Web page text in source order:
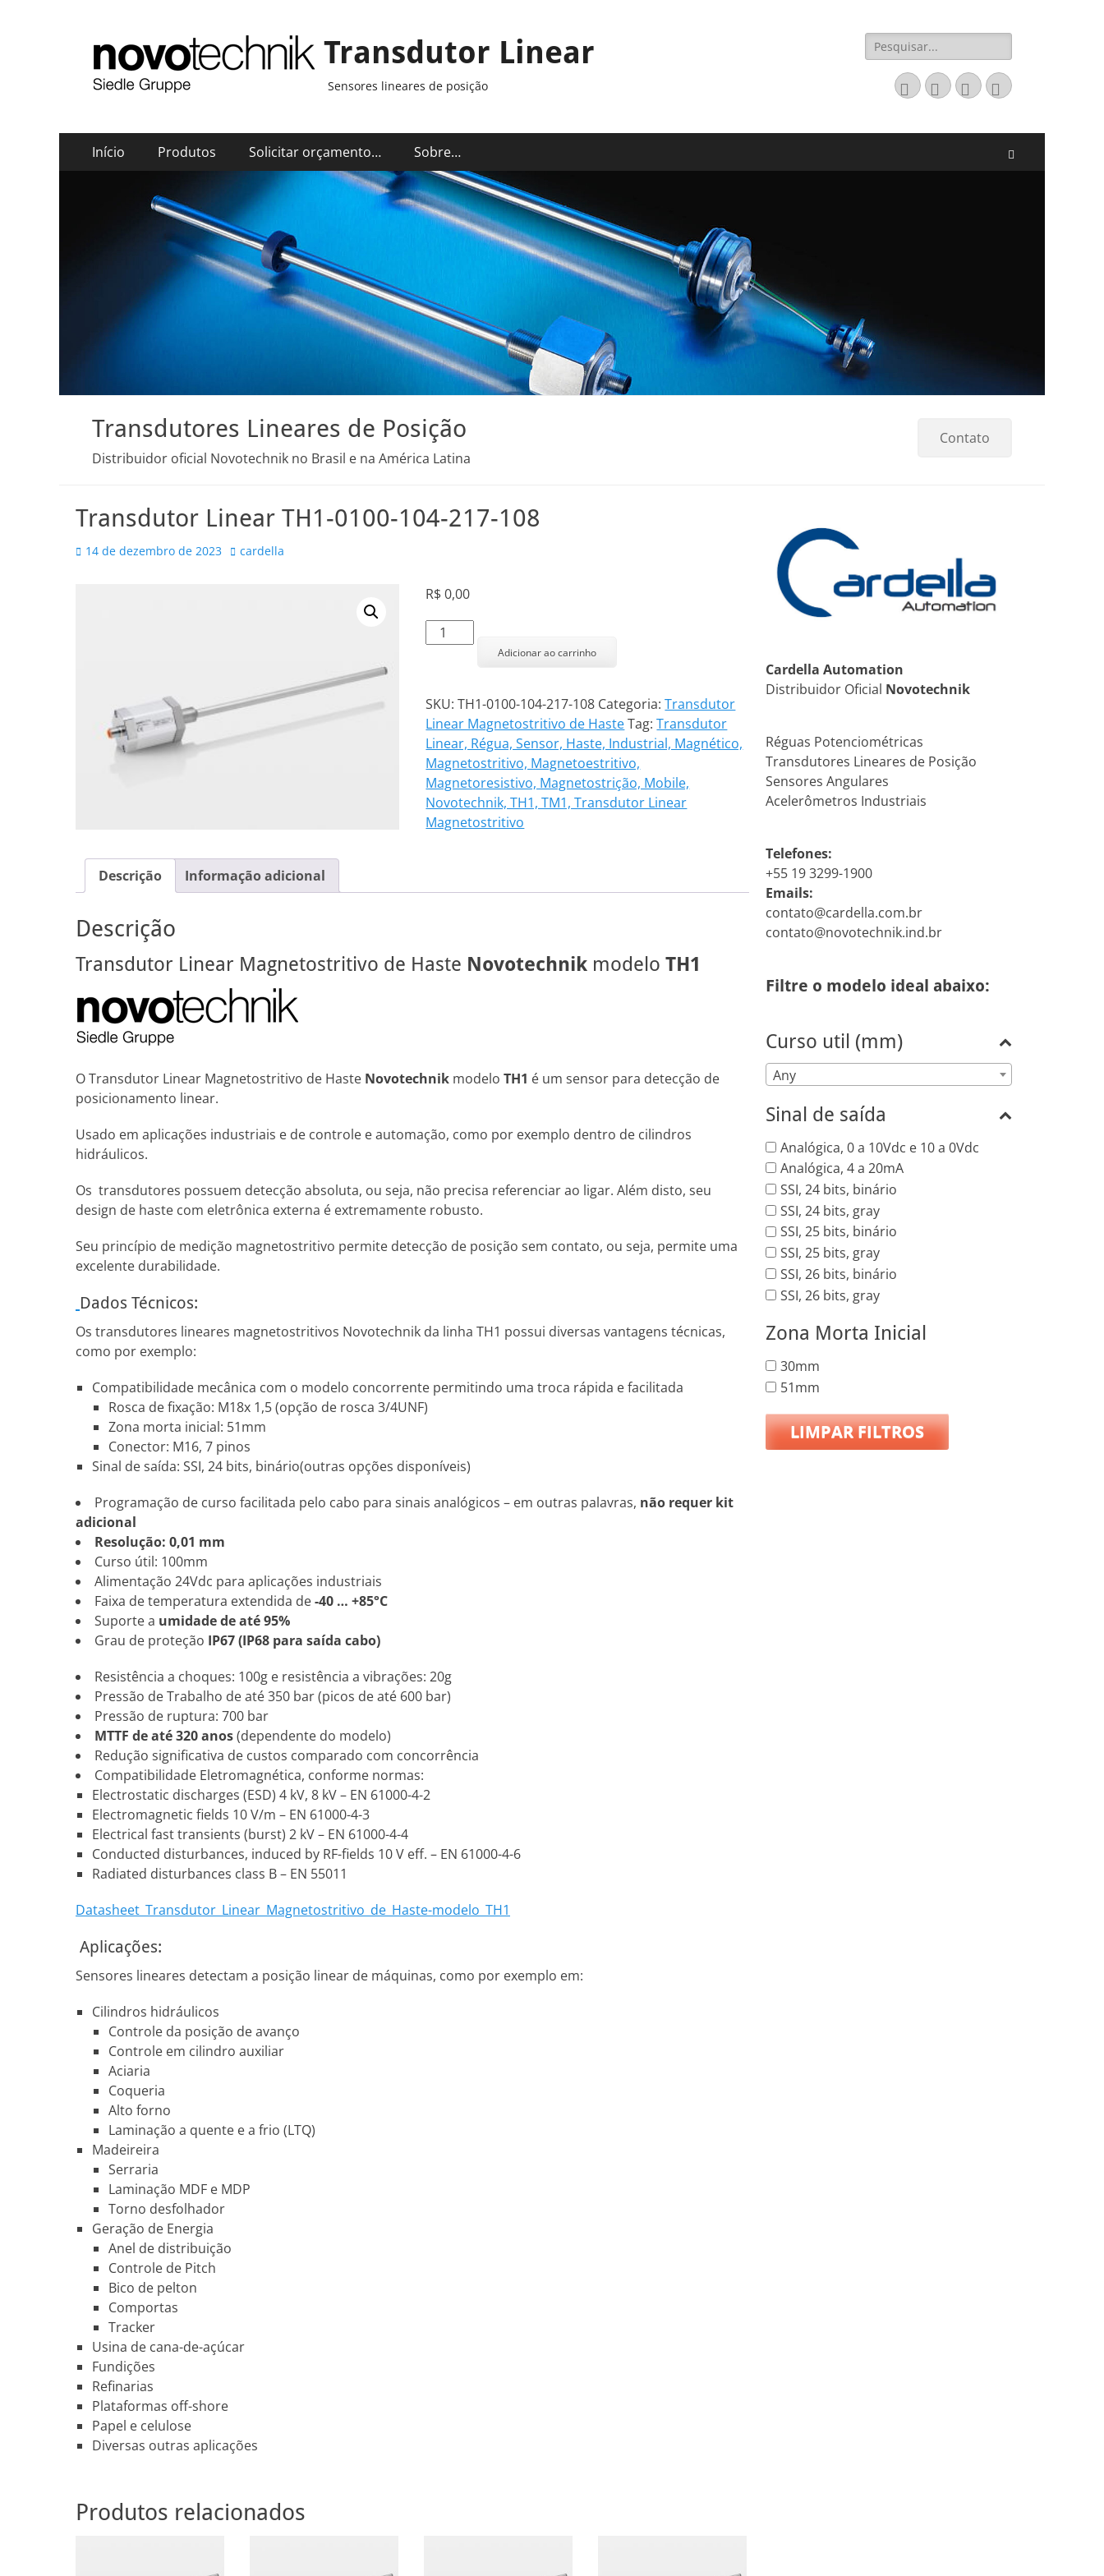
Transdutor Linear
Sensores lineares de posição
Pesquisar
por:
EmailLinkedIn
Website
Fone
Menu
principal
Pular
para
Início Produtos Solicitar orçamento… Sobre…
Transdutores Lineares de Posição
Distribuidor oficial Novotechnik no Brasil e na América Latina
Contato
Transdutor Linear TH1-0100-104-217-108
Posted
14 de dezembro de 2023 Autor
cardella
R$0,00
Transdutor
Linear
104-
217-
108
quantidade
Adicionar ao carrinho
SKU:TH1-0100-104-217-108 Categoria:Transdutor
Linear Magnetostritivo de Haste Tag:Transdutor
Linear, Régua, Sensor, Haste, Industrial, Magnético,
Magnetostritivo, Magnetoestritivo,
Magnetoresistivo, Magnetostrição, Mobile,
Novotechnik, TH1, TM1, Transdutor Linear
Magnetostritivo
Descrição Informação adicional
Descrição
Transdutor Linear Magnetostritivo de Haste Novotechnik modelo TH1
O Transdutor Linear Magnetostritivo de Haste Novotechnik modelo TH1 é um sensor para detecção de
posicionamento linear.
Usado em aplicações industriais e de controle e automação, como por exemplo dentro de cilindros
hidráulicos.
Os transdutores possuem detecção absoluta, ou seja, não precisa referenciar ao ligar. Além disto, seu
design de haste com eletrônica externa é extremamente robusto.
Seu princípio de medição magnetostritivo permite detecção de posição sem contato, ou seja, permite uma
excelente durabilidade.
Dados Técnicos:
Os transdutores lineares magnetostritivos Novotechnik da linha TH1 possui diversas vantagens técnicas,
como por exemplo:
Compatibilidade mecânica com o modelo concorrente permitindo uma troca rápida e facilitada
Rosca de fixação: M18x 1,5 (opção de rosca 3/4UNF)
Zona morta inicial: 51mm
Conector: M16, 7 pinos
Sinal de saída: SSI, 24 bits, binário(outras opções disponíveis)
Programação de curso facilitada pelo cabo para sinais analógicos – em outras palavras, não requer kit
adicional
Resolução: 0,01 mm
Curso útil: 100mm
Alimentação 24Vdc para aplicações industriais
Faixa de temperatura extendida de-40 … +85°C
Suporte a umidade de até 95%
Grau de proteção IP67 (IP68 para saída cabo)
Resistência a choques: 100g e resistência a vibrações: 20g
Pressão de Trabalho de até 350 bar (picos de até 600 bar)
Pressão de ruptura: 700 bar
MTTF de até 320 anos(dependente do modelo)
Redução significativa de custos comparado com concorrência
Compatibilidade Eletromagnética, conforme normas:
Electrostatic discharges (ESD) 4 kV, 8 kV – EN 61000-4-2
Electromagnetic fields 10 V/m – EN 61000-4-3
Electrical fast transients (burst) 2 kV – EN 61000-4-4
Conducted disturbances, induced by RF-fields 10 V eff. – EN 61000-4-6
Radiated disturbances class B – EN 55011
Datasheet_Transdutor_Linear_Magnetostritivo_de_Haste-modelo_TH1
Aplicações:
Sensores lineares detectam a posição linear de máquinas, como por exemplo em:
Cilindros hidráulicos
Controle da posição de avanço
Controle em cilindro auxiliar
Aciaria
Coqueria
Alto forno
Laminação a quente e a frio (LTQ)
Madeireira
Serraria
Laminação MDF e MDP
Torno desfolhador
Geração de Energia
Anel de distribuição
Controle de Pitch
Bico de pelton
Comportas
Tracker
Usina de cana-de-açúcar
Fundições
Refinarias
Plataformas off-shore
Papel e celulose
Diversas outras aplicações
Produtos relacionados
Cardella Automation
Distribuidor Oficial Novotechnik
Réguas Potenciométricas
Transdutores Lineares de Posição
Sensores Angulares
Acelerômetros Industriais
Telefones:
+55 19 3299-1900
Emails:
contato@cardella.com.br
contato@novotechnik.ind.br
Filtre o modelo ideal abaixo:
Curso util (mm)
Any
Sinal de saída
Analógica, 0 a 10Vdc e 10 a 0Vdc
Analógica, 4 a 20mA
SSI, 24 bits, binário
SSI, 24 bits, gray
SSI, 25 bits, binário
SSI, 25 bits, gray
SSI, 26 bits, binário
SSI, 26 bits, gray
Zona Morta Inicial
30mm
51mm
LIMPAR FILTROS